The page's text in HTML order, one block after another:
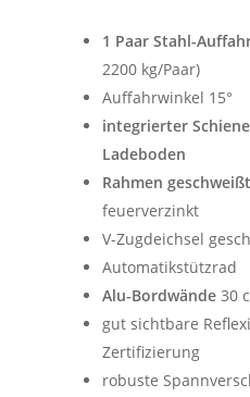
1 Paar Stahl-
2200 kg/Paar)
Auffahrwinkel 15°
integrierter
Ladeboden
Rahmen
feuerverzinkt
V-Zugdeichsel
Automatikstützrad
Alu-Bordwände 30
gut sichtbare
Zertifizierung
robuste